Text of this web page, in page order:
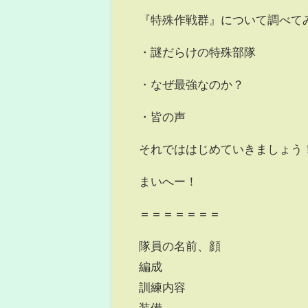
『特殊作戦群』について調べて
・謎だらけの特殊部隊
・なぜ最強なのか？
・皆の声
それでははじめていきましょう
まいへー！
＝＝＝＝＝＝＝
隊員の名前、顔
編成
訓練内容